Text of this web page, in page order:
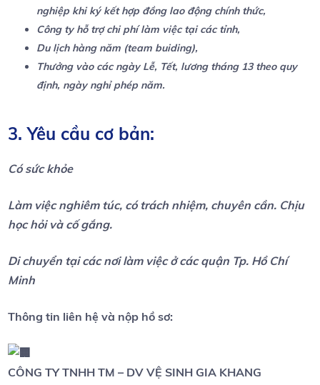
nghiệp khi ký kết hợp đồng lao động chính thức,
Công ty hỗ trợ chi phí làm việc tại các tỉnh,
Du lịch hàng năm (team buiding),
Thưởng vào các ngày Lễ, Tết, lương tháng 13 theo quy
định, ngày nghỉ phép năm.
3. Yêu cầu cơ bản:
Có sức khỏe
Làm việc nghiêm túc, có trách nhiệm, chuyên cần. Chịu
học hỏi và cố gắng.
Di chuyển tại các nơi làm việc ở các quận Tp. Hồ Chí
Minh
Thông tin liên hệ và nộp hồ sơ:
CÔNG TY TNHH TM – DV VỆ SINH GIA KHANG